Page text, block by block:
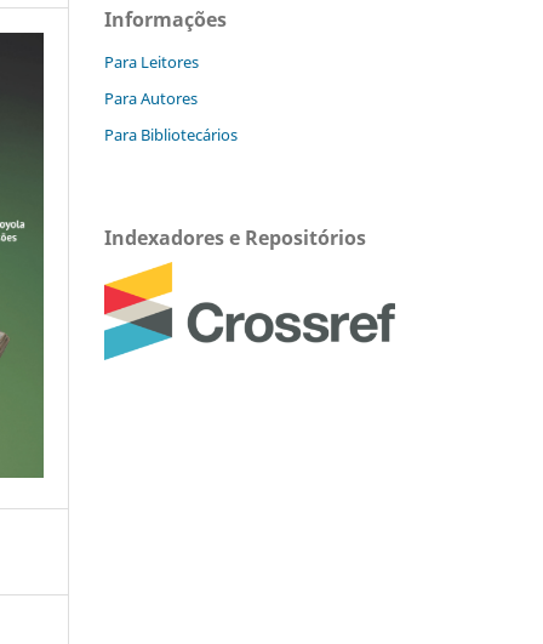
Informações
Para Leitores
Para Autores
Para Bibliotecários
Indexadores e Repositórios